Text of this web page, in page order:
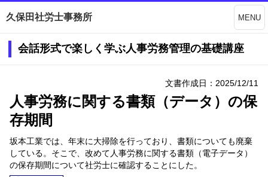
久保田社労士事務所 MENU
会話形式で楽しく学ぶ人事労務管理の基礎講座
文書作成日：2025/12/11
人事労務に関する書類（データ）の保
存期間
坂本工業では、年末に大掃除を行っており、書類についても廃棄
している。そこで、改めて人事労務に関する書類（電子データ）
の保存期間について社労士に確認することにした。